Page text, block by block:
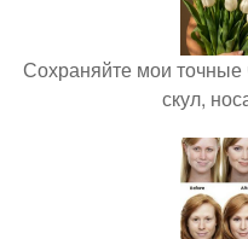
Сохраняйте мои
скул,